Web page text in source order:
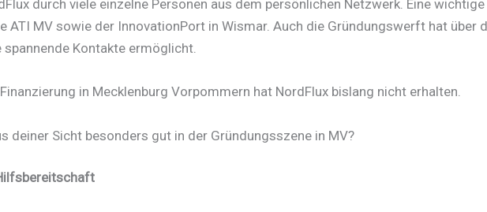
durch viele einzelne Personen aus dem persönlichen Netzwerk. Eine wichtige
ATI MV sowie der InnovationPort in Wismar. Auch die Gründungswerft hat über
spannende Kontakte ermöglicht.
in Mecklenburg Vorpommern hat NordFlux bislang nicht erhalten.
deiner Sicht besonders gut in der Gründungsszene in MV?